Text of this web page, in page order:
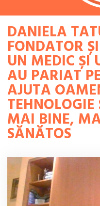
DANIELA
FONDATOR
UN MEDIC ȘI
AU PARIAT
AJUTA
MAI BINE,
SĂNĂTOS